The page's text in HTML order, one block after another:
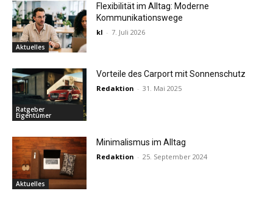
Aktuelles
Flexibilität im Alltag: Moderne
Kommunikationswege
kl - 7. Juli 2026
Ratgeber
Eigentümer
Vorteile des Carport mit Sonnenschutz
Redaktion - 31. Mai 2025
Aktuelles
Minimalismus im Alltag
Redaktion - 25. September 2024